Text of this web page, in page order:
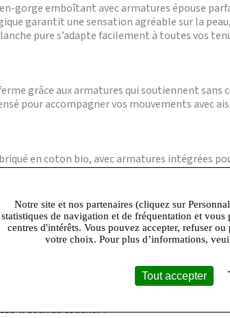
gorge emboîtant avec armatures épouse
garantit une sensation agréable sur la
pure s’adapte facilement à toutes vos
grâce aux armatures qui soutiennent
pour accompagner vos mouvements avec
en coton bio, avec armatures intégrées
Disponible en blanc, il se porte sous
convient-il aux poitrines généreuses ?
emboîtante et ses armatures offrent un
il doux au toucher ?
Notre site et nos partenaires (cliquez sur
statistiques de navigation et de fréquentation et
centres d'intérêts. Vous pouvez accepter, refuser
votre choix. Pour plus d’informations,
Tout accepter